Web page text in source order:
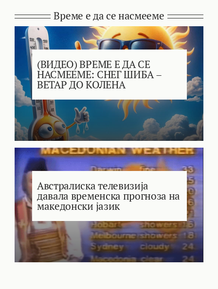
Време е да се насмееме
(ВИДЕО) ВРЕМЕ Е ДА СЕ
НАСМЕЕМЕ: СНЕГ ШИБА –
ВЕТАР ДО КОЛЕНА
Австралиска телевизија
давала временска прогноза на
македонски јазик